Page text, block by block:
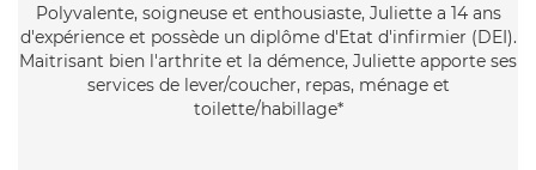
Polyvalente, soigneuse et enthousiaste, Juliette a 14 ans
d'expérience et possède un diplôme d'Etat d'infirmier (DEI).
Maitrisant bien l'arthrite et la démence, Juliette apporte ses
services de lever/coucher, repas, ménage et
toilette/habillage*